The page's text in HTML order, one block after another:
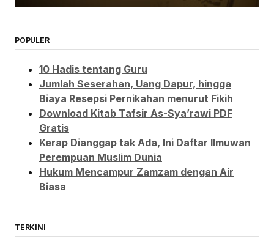
POPULER
10 Hadis tentang Guru
Jumlah Seserahan, Uang Dapur, hingga
Biaya Resepsi Pernikahan menurut Fikih
Download Kitab Tafsir As-Sya’rawi PDF
Gratis
Kerap Dianggap tak Ada, Ini Daftar Ilmuwan
Perempuan Muslim Dunia
Hukum Mencampur Zamzam dengan Air
Biasa
TERKINI